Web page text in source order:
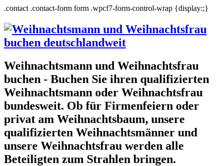
.contact .contact-form form .wpcf7-form-control-wrap {display:;}
Weihnachtsmann und Weihnachtsfrau
buchen - Buchen Sie ihren qualifizierten
Weihnachtsmann oder Weihnachtsfrau
bundesweit. Ob für Firmenfeiern oder
privat am Weihnachtsbaum, unsere
qualifizierten Weihnachtsmänner und
unsere Weihnachtsfrau werden alle
Beteiligten zum Strahlen bringen.